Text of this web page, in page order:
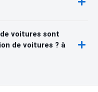
voitures sont
de voitures ? à